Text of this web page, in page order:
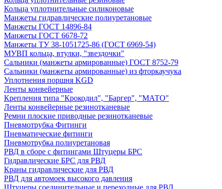
Кольца уплотнительные силиконовые
Манжеты гидравлические полиуретановые
Манжеты ГОСТ 14896-84
Манжеты ГОСТ 6678-72
Манжеты ТУ 38-1051725-86 (ГОСТ 6969-54)
МУВП кольца, втулки, "звездочки"
Сальники (манжеты армированные) ГОСТ 8752-79
Сальники (манжеты армированные) из фторкаучука
Уплотнения поршня KGD
Ленты конвейерные
Крепления типа "Крокодил", "Баргер", "МАТО"
Ленты конвейерные резинотканевые
Ремни плоские приводные резинотканевые
Пневмотрубка Фитинги
Пневматические фитинги
Пневмотрубка полиуретановая
РВД в сборе с фитингами Штуцеры БРС
Гидравлические БРС для РВД
Краны гидравлические для РВД
РВД для автомоек высокого давления
Штуцеры соединительные и переходные для РВД